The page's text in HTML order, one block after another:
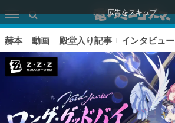
広告をスキップ
赫本 動画 殿堂入り記事 インタビュー